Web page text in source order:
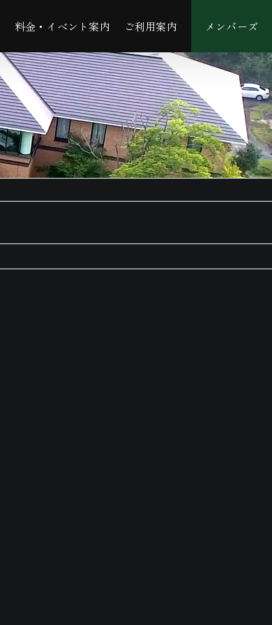
料金・イベント案内 ご利用案内 メンバーズ